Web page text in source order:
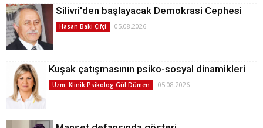
Silivri'den başlayacak Demokrasi Cephesi
Hasan Baki Çifçi 05.08.2026
Kuşak çatışmasının psiko-sosyal dinamikleri
Uzm. Klinik Psikolog Gül Dümen 05.08.2026